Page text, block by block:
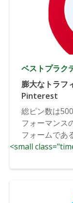
ベストプラク
膨大なトラフ
Pinterest
総ピン数は
フォーマンス
フォームであ
<small